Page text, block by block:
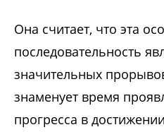
Она считает, что эта
последовательность
значительных
знаменует время
прогресса в